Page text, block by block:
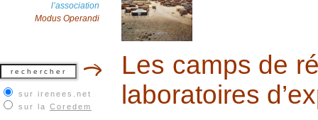
l’association
Modus Operandi
sur irenees.net
sur la Coredem
Les camps de
laboratoires